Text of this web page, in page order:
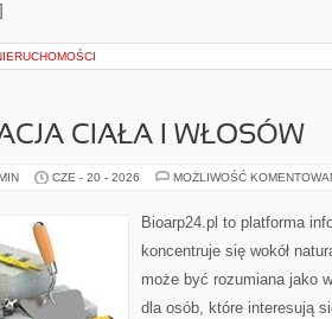
CIAŁA I WŁOSÓW
CZE - 20 - 2026 MOŻLIWOŚĆ
Bioarp24.pl to platforma
koncentruje się wokół
może być rozumiana jako
dla osób, które interesują